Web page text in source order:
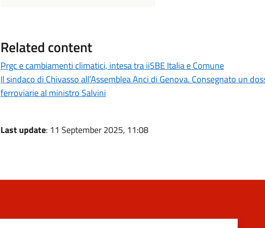
Related content
Prgc e cambiamenti climatici, intesa tra iiSBE Italia e Comune
Il sindaco di Chivasso all’Assemblea Anci di Genova. Consegnato un
ferroviarie al ministro Salvini
Last update: 11 September 2025, 11:08